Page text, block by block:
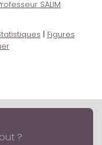
SALIM
| Figures
?